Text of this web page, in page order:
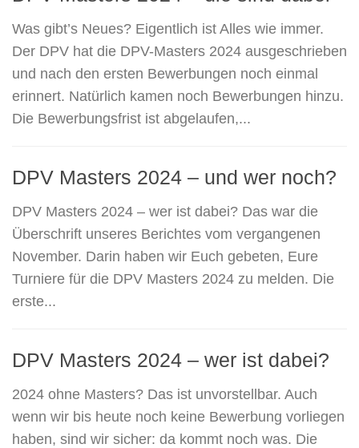
Was gibt’s Neues? Eigentlich ist Alles wie immer.
Der DPV hat die DPV-Masters 2024 ausgeschrieben
und nach den ersten Bewerbungen noch einmal
erinnert. Natürlich kamen noch Bewerbungen hinzu.
Die Bewerbungsfrist ist abgelaufen,...
DPV Masters 2024 – und wer noch?
DPV Masters 2024 – wer ist dabei? Das war die
Überschrift unseres Berichtes vom vergangenen
November. Darin haben wir Euch gebeten, Eure
Turniere für die DPV Masters 2024 zu melden. Die
erste...
DPV Masters 2024 – wer ist dabei?
2024 ohne Masters? Das ist unvorstellbar. Auch
wenn wir bis heute noch keine Bewerbung vorliegen
haben, sind wir sicher: da kommt noch was. Die